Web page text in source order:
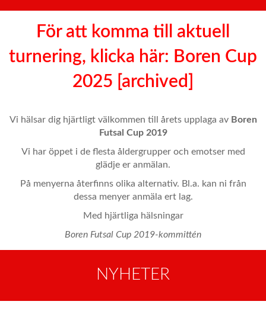
För att komma till aktuell
turnering, klicka här: Boren Cup
2025 [archived]
Vi hälsar dig hjärtligt välkommen till årets upplaga av Boren
Futsal Cup 2019
Vi har öppet i de flesta åldergrupper och emotser med
glädje er anmälan.
På menyerna återfinns olika alternativ. Bl.a. kan ni från
dessa menyer anmäla ert lag.
Med hjärtliga hälsningar
Boren Futsal Cup 2019-kommittén
NYHETER